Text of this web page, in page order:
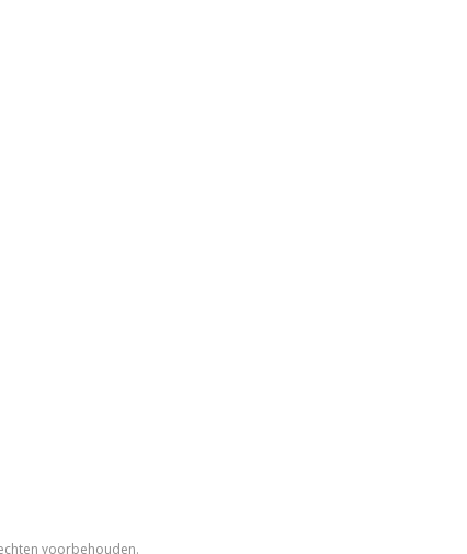
voorbehouden.